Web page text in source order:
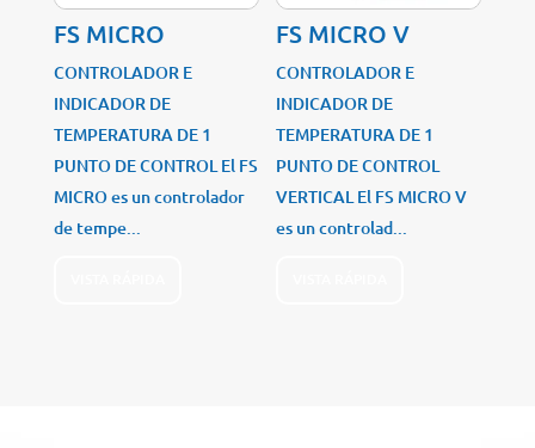
FS MICRO
CONTROLADOR E
INDICADOR DE
TEMPERATURA DE 1
PUNTO DE CONTROL El FS
MICRO es un controlador
de tempe...
FS MICRO V
CONTROLADOR E
INDICADOR DE
TEMPERATURA DE 1
PUNTO DE CONTROL
VERTICAL El FS MICRO V
es un controlad...